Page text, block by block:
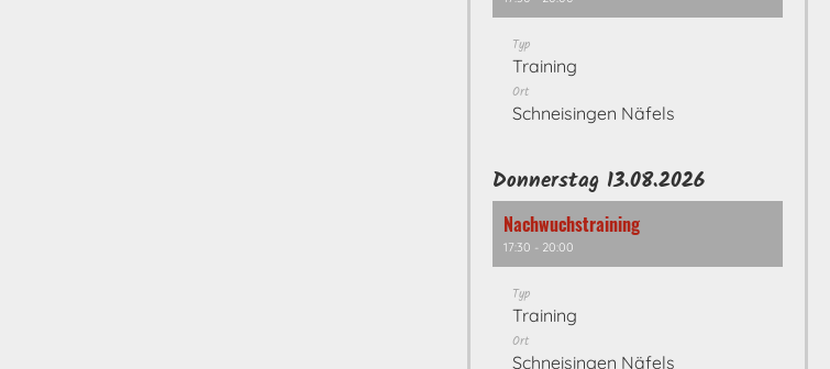
Typ
Training
Ort
Schneisingen Näfels
Donnerstag 13.08.2026
Nachwuchstraining
17:30 - 20:00
Typ
Training
Ort
Schneisingen Näfels